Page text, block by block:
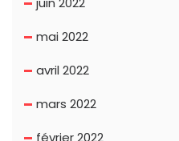
mai 2022
avril 2022
mars 2022
février 2022